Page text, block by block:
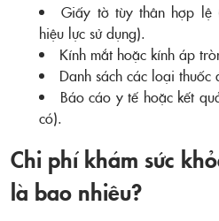
Giấy tờ tùy thân hợp lệ
hiệu lực sử dụng).
Kính mắt hoặc kính áp
Danh sách các loại thuốc
Báo cáo y tế hoặc kết
có).
Chi phí khám sức
là bao nhiêu?